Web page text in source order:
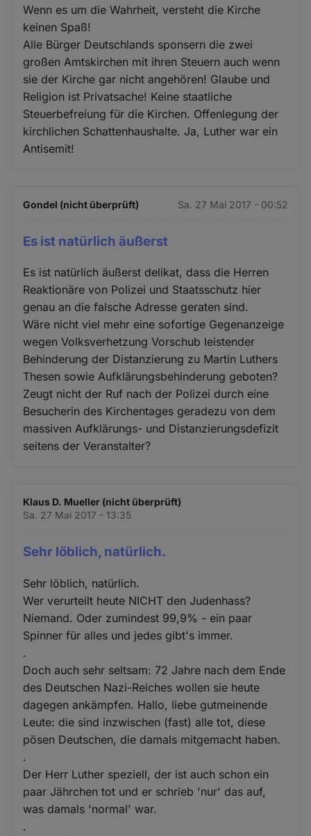
Wenn es um die Wahrheit, versteht die Kirche
keinen Spaß!
Alle Bürger Deutschlands sponsern die zwei
großen Amtskirchen mit ihren Steuern auch wenn
sie der Kirche gar nicht angehören! Glaube und
Religion ist Privatsache! Keine staatliche
Steuerbefreiung für die Kirchen. Offenlegung der
kirchlichen Schattenhaushalte. Ja, Luther war ein
Antisemit!
Gondel (nicht überprüft) Sa. 27 Mai 2017 - 00:52
Es ist natürlich äußerst
Es ist natürlich äußerst delikat, dass die Herren
Reaktionäre von Polizei und Staatsschutz hier
genau an die falsche Adresse geraten sind.
Wäre nicht viel mehr eine sofortige Gegenanzeige
wegen Volksverhetzung Vorschub leistender
Behinderung der Distanzierung zu Martin Luthers
Thesen sowie Aufklärungsbehinderung geboten?
Zeugt nicht der Ruf nach der Polizei durch eine
Besucherin des Kirchentages geradezu von dem
massiven Aufklärungs- und Distanzierungsdefizit
seitens der Veranstalter?
Klaus D. Mueller (nicht überprüft)
Sa. 27 Mai 2017 - 13:35
Sehr löblich, natürlich.
Sehr löblich, natürlich.
Wer verurteilt heute NICHT den Judenhass?
Niemand. Oder zumindest 99,9% - ein paar
Spinner für alles und jedes gibt's immer.
.
Doch auch sehr seltsam: 72 Jahre nach dem Ende
des Deutschen Nazi-Reiches wollen sie heute
dagegen ankämpfen. Hallo, liebe gutmeinende
Leute: die sind inzwischen (fast) alle tot, diese
pösen Deutschen, die damals mitgemacht haben.
.
Der Herr Luther speziell, der ist auch schon ein
paar Jährchen tot und er schrieb 'nur' das auf,
was damals 'normal' war.
.